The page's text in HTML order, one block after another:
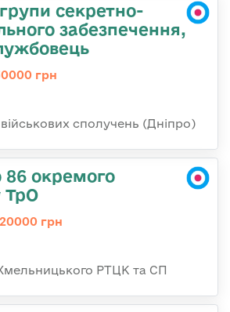
секретно-
забезпечення,
грн
сполучень (Дніпро)
окремого
ТрО
грн
Хмельницького РТЦК та СП